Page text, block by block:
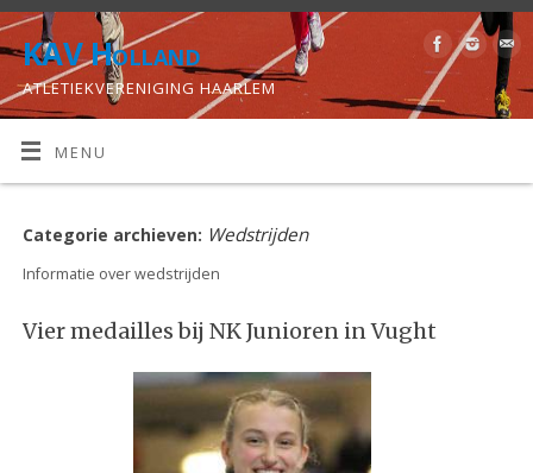
KAV Holland
ATLETIEKVERENIGING HAARLEM
MENU
Categorie archieven: Wedstrijden
Informatie over wedstrijden
Vier medailles bij NK Junioren in Vught